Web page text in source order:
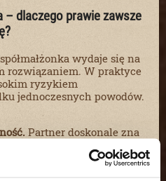
– dlaczego prawie zawsze
wydaje się na
rozwiązaniem. W praktyce
ryzykiem
jednoczesnych powodów.
Partner doskonale zna
najbardziej ostrożna
kogoś bliskiego jest